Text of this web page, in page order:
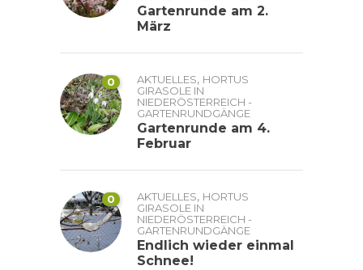
Gartenrunde am 2.
März
0 AKTUELLES, HORTUS
GIRASOLE IN
NIEDERÖSTERREICH -
GARTENRUNDGÄNGE
Gartenrunde am 4.
Februar
0 AKTUELLES, HORTUS
GIRASOLE IN
NIEDERÖSTERREICH -
GARTENRUNDGÄNGE
Endlich wieder einmal
Schnee!